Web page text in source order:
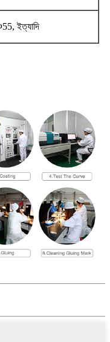
ইত্যাদি